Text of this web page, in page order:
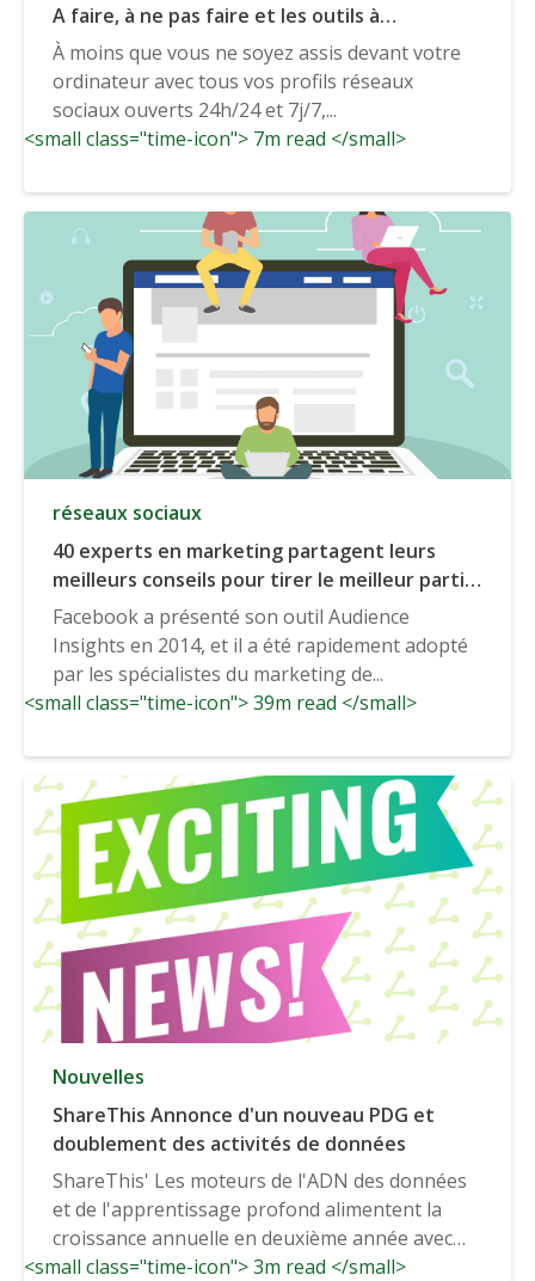
A faire, à ne pas faire et les outils à
considérer
À moins que vous ne soyez assis devant votre
ordinateur avec tous vos profils réseaux
sociaux ouverts 24h/24 et 7j/7,...
<small class="time-icon"> 7m read </small>
réseaux sociaux
40 experts en marketing partagent leurs
meilleurs conseils pour tirer le meilleur parti
de Facebook Audience Insights.
Facebook a présenté son outil Audience
Insights en 2014, et il a été rapidement adopté
par les spécialistes du marketing de...
<small class="time-icon"> 39m read </small>
Nouvelles
ShareThis Annonce d'un nouveau PDG et
doublement des activités de données
ShareThis' Les moteurs de l'ADN des données
et de l'apprentissage profond alimentent la
croissance annuelle en deuxième année avec
Digitas, AppNexus...
<small class="time-icon"> 3m read </small>